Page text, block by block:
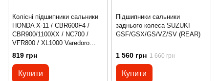
Колісні підшипники сальники
HONDA X-11 / CBR600F4 /
CBR900/1100XX / NC700 /
VFR800 / XL1000 Varedoro
(Front)
819 грн
Купити
Підшипники сальники
заднього колеса SUZUKI
GSF/GSX/GS/VZ/SV (REAR)
1 560 грн 1 660 грн
Купити